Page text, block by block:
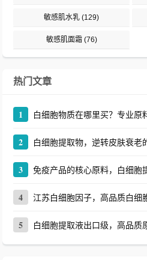
敏感肌水乳 (129)
敏感肌面霜(76)
热门文章
1 白细胞物质在哪里买？专业原
2 白细胞提取物，逆转皮肤衰老
3 免疫产品的核心原料，白细胞
4 江苏白细胞因子，高品质白细
5 白细胞提取液出口级，高品质